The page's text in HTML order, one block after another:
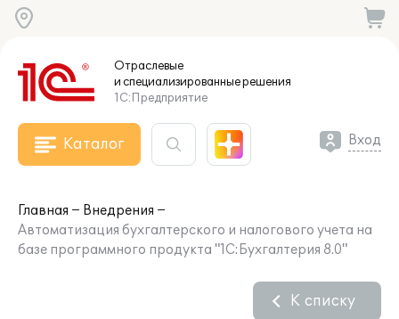
Отраслевые
и специализированныерешения
1С:Предприятие
Каталог Вход
Главная
Внедрения
Автоматизация бухгалтерского и налогового учета на
базе программного продукта "1С:Бухгалтерия 8.0"
К списку